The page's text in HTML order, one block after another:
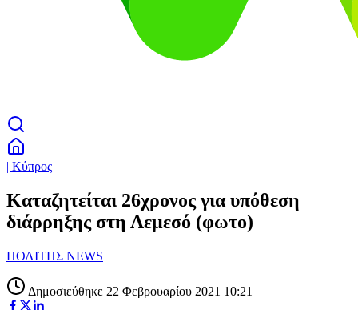
| Κύπρος
Καταζητείται 26χρονος για υπόθεση
διάρρηξης στη Λεμεσό (φωτο)
ΠΟΛΙΤΗΣ NEWS
Δημοσιεύθηκε 22 Φεβρουαρίου 2021 10:21